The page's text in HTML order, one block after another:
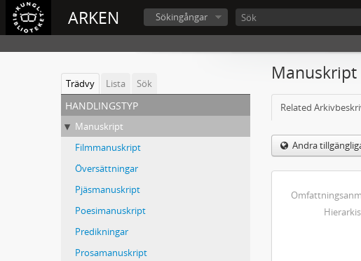
ARKEN Sökingångar
Trädvy Lista Sök
handlingstyp
Manuskript
Filmmanuskript
Översättningar
Pjäsmanuskript
Poesimanuskript
Predikningar
Prosamanuskript
Manuskript
Related
Andra